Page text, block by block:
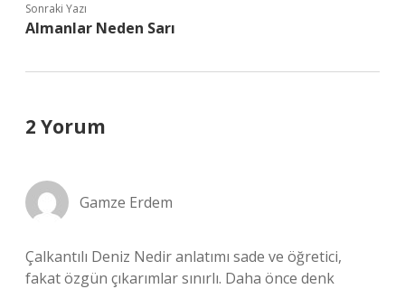
Sonraki Yazı
Almanlar Neden Sarı
2 Yorum
Gamze Erdem
Çalkantılı Deniz Nedir anlatımı sade ve öğretici,
fakat özgün çıkarımlar sınırlı. Daha önce denk